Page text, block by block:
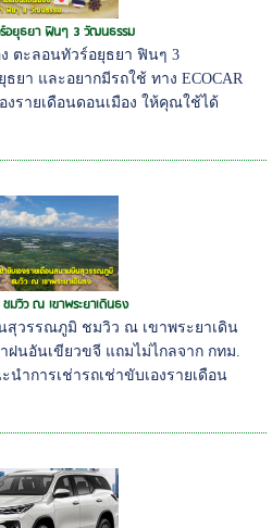
ร์อยุธยา ฟินๆ 3 วัฒนธรรม
ตะลอนทัวร์อยุธยา ฟินๆ 3
า และอยากมีรถใช้ ทาง ECOCAR
งรายเดือนดอนเมือง ให้คุณใช้ได้
มวิว ณ เขาพระยาเดินธง
สุวรรณภูมิ ชมวิว ณ เขาพระยาเดิน
ฝนอันเขียวขจี แถมไม่ไกลจาก กทม.
นำการเช่ารถเช่าขับเองรายเดือน